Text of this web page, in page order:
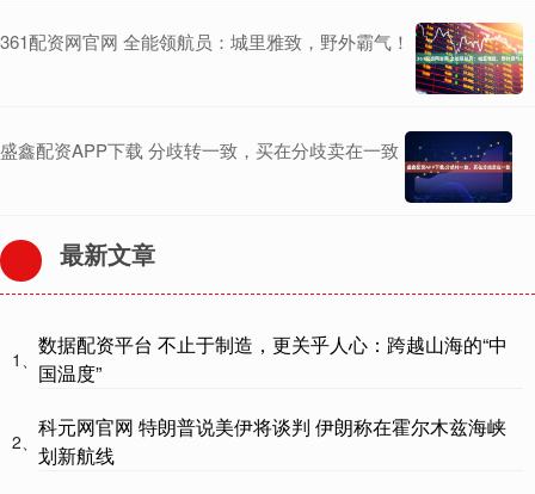
361配资网官网 全能领航员：城里雅致，野外霸气！
盛鑫配资APP下载 分歧转一致，买在分歧卖在一致
最新文章
1、
数据配资平台 不止于制造，更关乎人心：跨越山海的“中
国温度”
2、
科元网官网 特朗普说美伊将谈判 伊朗称在霍尔木兹海峡
划新航线